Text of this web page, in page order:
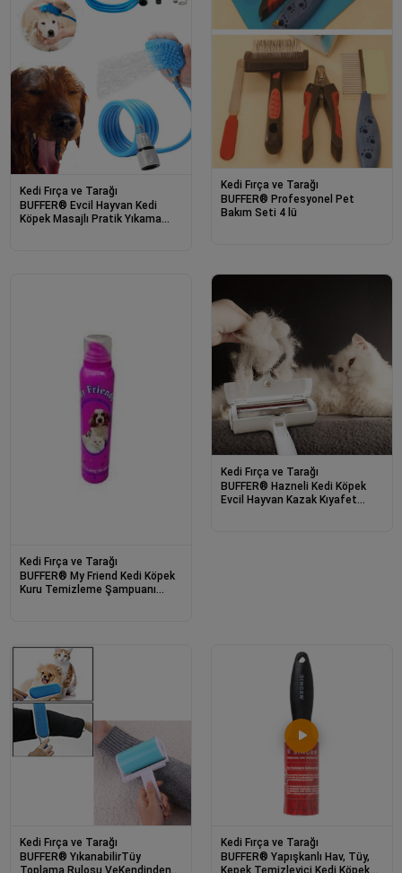
Kedi Fırça ve Tarağı
BUFFER® Evcil Hayvan Kedi
Köpek Masajlı Pratik Yıkama
Kedi Fırça ve Tarağı
BUFFER® Profesyonel Pet
Bakım Seti 4 lü
Kedi Fırça ve Tarağı
BUFFER® My Friend Kedi Köpek
Kuru Temizleme Şampuanı
Kedi Fırça ve Tarağı
BUFFER® Hazneli Kedi Köpek
Evcil Hayvan Kazak Kıyafet
Kedi Fırça ve Tarağı
BUFFER® YıkanabilirTüy
Toplama Rulosu VeKendinden
Kedi Fırça ve Tarağı
BUFFER® Yapışkanlı Hav, Tüy,
Kepek Temizleyici Kedi Köpek